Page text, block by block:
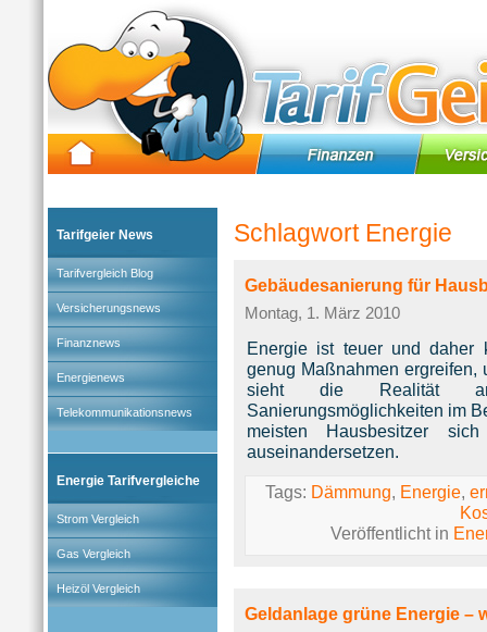
Tarifgeier News
Tarifvergleich Blog
Versicherungsnews
Finanznews
Energienews
Telekommunikationsnews
Energie Tarifvergleiche
Strom Vergleich
Gas Vergleich
Heizöl Vergleich
Schlagwort Energie
Gebäudesanierung für
Montag, 1. März 2010
Energie ist teuer und daher
genug Maßnahmen ergreifen,
sieht die Realität
Sanierungsmöglichkeiten im
meisten Hausbesitzer
auseinandersetzen.
Tags: Dämmung, Energie,
Veröffentlicht in
Geldanlage grüne Energie –